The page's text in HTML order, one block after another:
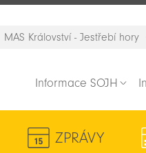
MAS Království - Jestřebí hory
Informace SOJH
ZPRÁVY